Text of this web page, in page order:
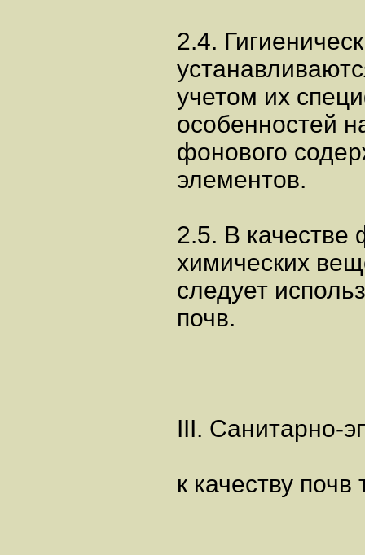
2.4.
учетом их
особенностей
фонового
элементов.
2.5. В качестве
химических
следует
почв.
III. Санитарно-
к качеству